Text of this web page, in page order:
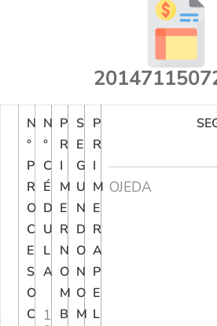
N
°
P
R
O
C
E
S
O
C
N
°
C
É
D
U
L
A
1
P
R
I
M
E
R
N
O
M
B
S
E
G
U
N
D
O
N
O
M
P
R
I
M
E
R
A
P
E
L
OJEDA